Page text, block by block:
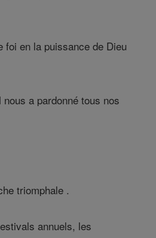
en la puissance de Dieu
a pardonné tous nos
triomphale .
annuels, les